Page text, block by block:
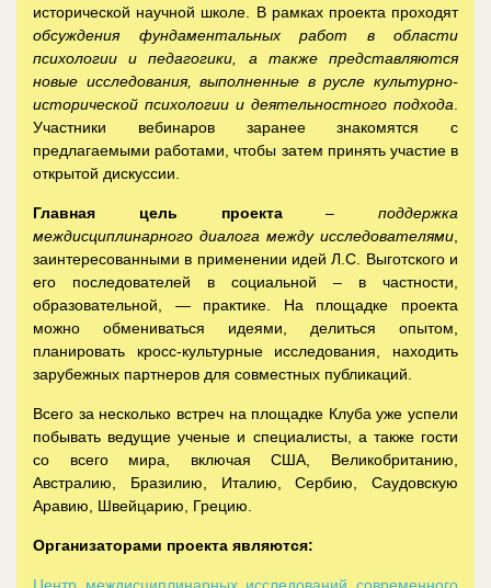
исторической научной школе. В рамках проекта проходят
обсуждения фундаментальных работ в области
психологии и педагогики, а также представляются
новые исследования, выполненные в русле культурно-
исторической психологии и деятельностного подхода.
Участники вебинаров заранее знакомятся с
предлагаемыми работами, чтобы затем принять участие в
открытой дискуссии.
Главная цель проекта– поддержка
междисциплинарного диалога между исследователями,
заинтересованными в применении идей Л.С. Выготского и
его последователей в социальной – в частности,
образовательной, — практике. На площадке проекта
можно обмениваться идеями, делиться опытом,
планировать кросс-культурные исследования, находить
зарубежных партнеров для совместных публикаций.
Всего за несколько встреч на площадке Клуба уже успели
побывать ведущие ученые и специалисты, а также гости
со всего мира, включая США, Великобританию,
Австралию, Бразилию, Италию, Сербию, Саудовскую
Аравию, Швейцарию, Грецию.
Организаторами проекта являются: